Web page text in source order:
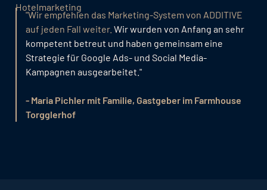
Hotelmarketing
"Wir empfehlen das Marketing-System von ADDITIVE
auf jeden Fall weiter.Wir wurden von Anfang an sehr
kompetent betreut und haben gemeinsam eine
Strategie für Google Ads- und Social Media-
Kampagnen ausgearbeitet."
- Maria Pichler mit Familie, Gastgeber im Farmhouse
Torgglerhof